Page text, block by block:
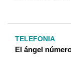
TELEFONIA
El ángel